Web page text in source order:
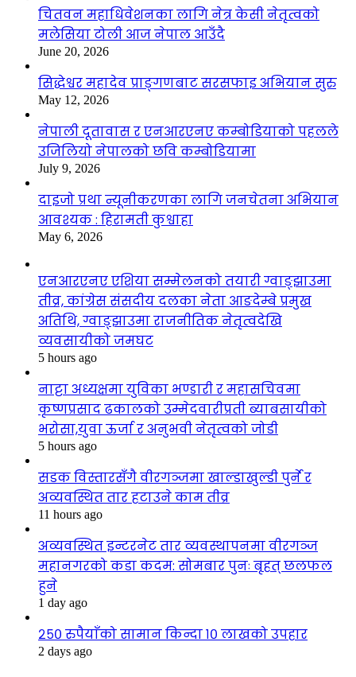
चितवन महाधिवेशनका लागि नेत्र केसी नेतृत्वको
मलेसिया टोली आज नेपाल आउँदै
June 20, 2026
सिद्धेश्वर महादेव प्राङ्गणबाट सरसफाइ अभियान सुरु
May 12, 2026
नेपाली दूतावास र एनआरएनए कम्बोडियाको पहलले
उजिलियो नेपालको छवि कम्बोडियामा
July 9, 2026
दाइजो प्रथा न्यूनीकरणका लागि जनचेतना अभियान
आवश्यक : हिरामती कुश्वाहा
May 6, 2026
एनआरएनए एशिया सम्मेलनको तयारी ग्वाङ्झाउमा
तीव्र, कांग्रेस संसदीय दलका नेता आङदेम्बे प्रमुख
अतिथि, ग्वाङ्झाउमा राजनीतिक नेतृत्वदेखि
व्यवसायीको जमघट
5 hours ago
नाट्टा अध्यक्षमा युविका भण्डारी र महासचिवमा
कृष्णप्रसाद ढकालको उम्मेदवारीप्रती ब्याबसायीको
भरोसा,युवा ऊर्जा र अनुभवी नेतृत्वको जोडी
5 hours ago
सडक विस्तारसँगै वीरगञ्जमा खाल्डाखुल्डी पुर्ने र
अव्यवस्थित तार हटाउने काम तीव्र
11 hours ago
अव्यवस्थित इन्टरनेट तार व्यवस्थापनमा वीरगञ्ज
महानगरको कडा कदम: सोमबार पुनः बृहत् छलफल
हुने
1 day ago
२५० रुपैयाँको सामान किन्दा १० लाखको उपहार
2 days ago